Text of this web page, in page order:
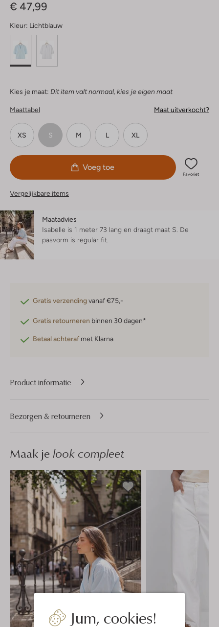
Jum, cookies!
€ 47,99
Kleur: Lichtblauw
Kies je maat: Dit item valt normaal, kies je eigen maat
Maattabel Maat uitverkocht?
XS S M L XL
Voeg toe
Favoriet
Vergelijkbare items
Maatadvies
Isabelle is 1 meter 73 lang en draagt maat S. De
pasvorm is regular fit
Gratis verzendingvanaf €75,-
Gratis retourneren binnen 30 dagen*
Betaal achteraf met Klarna
Product informatie
Bezorgen & retourneren
Maak je look compleet